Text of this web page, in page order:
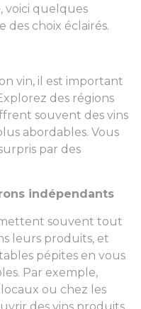
voici quelques
des choix éclairés.
vin, il est important
des régions
souvent des vins
abordables. Vous
par des
indépendants
souvent tout
leurs produits, et
pépites en vous
Par exemple,
ou chez les